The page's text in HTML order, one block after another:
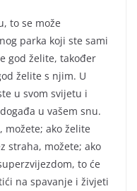
to se može
parka koji ste sami
god želite, također
želite s njim. U
u svom svijetu i
u vašem snu.
ako želite
straha, možete; ako
to će
na spavanje i živjeti